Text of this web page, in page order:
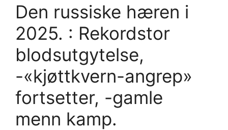
Den russiske hæren i
2025. : Rekordstor
blodsutgytelse,
-«kjøttkvern-angrep»
fortsetter, -gamle
menn kamp.